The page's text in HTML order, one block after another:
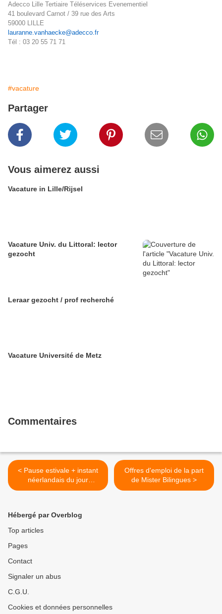
Adecco Lille Tertiaire Téléservices Evenementiel
41 boulevard Carnot / 39 rue des Arts
59000 LILLE
lauranne.vanhaecke@adecco.fr
Tél : 03 20 55 71 71
#vacature
Partager
Vous aimerez aussi
Vacature in Lille/Rijsel
Vacature Univ. du Littoral: lector
gezocht
Leraar gezocht / prof recherché
Vacature Université de Metz
Commentaires
< Pause estivale + instant
néerlandais du jour
(2018_06_29): De Rode
Offres d'emploi de la part
de Mister Bilingues >
Hébergé par Overblog
Top articles
Pages
Contact
Signaler un abus
C.G.U.
Cookies et données personnelles